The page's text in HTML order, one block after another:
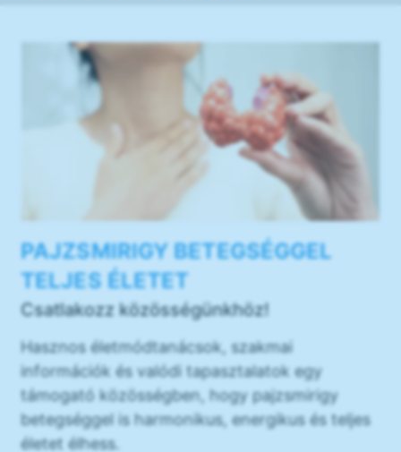
PAJZSMIRIGY BETEGSÉGGEL
TELJES ÉLETET
Csatlakozz közösségünkhöz!
Hasznos életmódtanácsok, szakmai
információk és valódi tapasztalatok egy
támogató közösségben, hogy pajzsmirigy
betegséggel is harmonikus, energikus és teljes
életet élhess.